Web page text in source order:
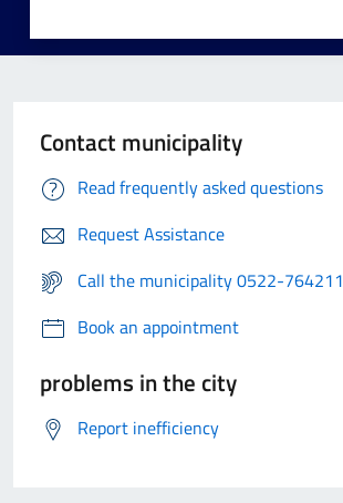
Contact municipality
Read frequently asked questions
Request Assistance
Call the municipality 0522-764211
Book an appointment
problems in the city
Report inefficiency